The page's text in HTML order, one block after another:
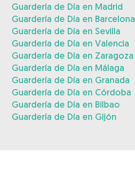
Guardería de Día en Madrid
Guardería de Día en Barcelona
Guardería de Día en Sevilla
Guardería de Día en Valencia
Guardería de Día en Zaragoza
Guardería de Día en Málaga
Guardería de Día en Granada
Guardería de Día en Córdoba
Guardería de Día en Bilbao
Guardería de Día en Gijón